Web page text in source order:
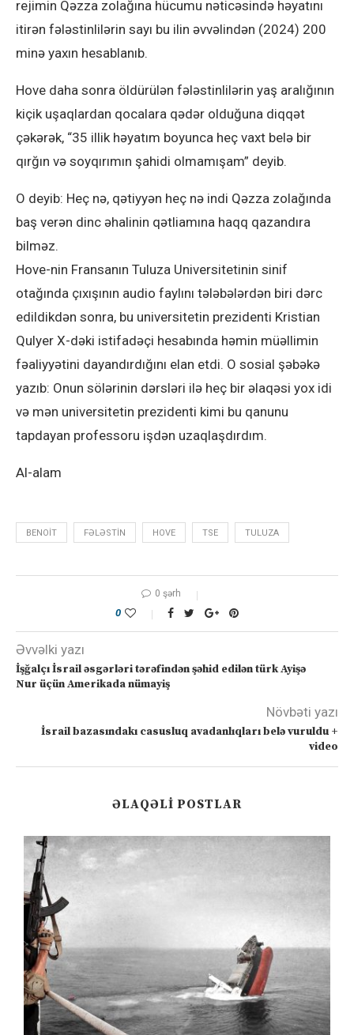
rejimin Qəzza zolağına hücumu nəticəsində həyatını
itirən fələstinlilərin sayı bu ilin əvvəlindən (2024) 200
minə yaxın hesablanıb.
Hove daha sonra öldürülən fələstinlilərin yaş aralığının
kiçik uşaqlardan qocalara qədər olduğuna diqqət
çəkərək, “35 illik həyatım boyunca heç vaxt belə bir
qırğın və soyqırımın şahidi olmamışam” deyib.
O deyib: Heç nə, qətiyyən heç nə indi Qəzza zolağında
baş verən dinc əhalinin qətliamına haqq qazandıra
bilməz.
Hove-nin Fransanın Tuluza Universitetinin sinif
otağında çıxışının audio faylını tələbələrdən biri dərc
edildikdən sonra, bu universitetin prezidenti Kristian
Qulyer X-dəki istifadəçi hesabında həmin müəllimin
fəaliyyətini dayandırdığını elan etdi. O sosial şəbəkə
yazıb: Onun sölərinin dərsləri ilə heç bir əlaqəsi yox idi
və mən universitetin prezidenti kimi bu qanunu
tapdayan professoru işdən uzaqlaşdırdım.
Al-alam
BENOIT FƏLƏSTIN HOVE TSE TULUZA
0 şərh
0
Əvvəlki yazı
İşğalçı İsrail əsgərləri tərəfindən şəhid edilən türk Ayişə
Nur üçün Amerikada nümayiş
Növbəti yazı
İsrail bazasındakı casusluq avadanlıqları belə vuruldu +
video
ƏLAQƏLI POSTLAR